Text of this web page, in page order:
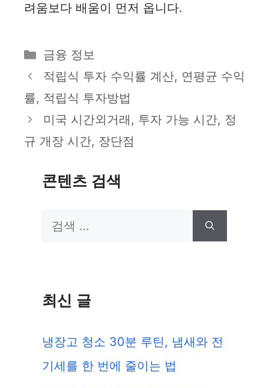
려움보다 배움이 먼저 옵니다.
카
테
리
금융 정보
적립식 투자 수익률 계산, 연평균 수익
률, 적립식 투자방법
미국 시간외거래, 투자 가능 시간, 정
규 개장 시간, 장단점
콘텐츠 검색
검
최신 글
냉장고 청소 30분 루틴, 냄새와 전
기세를 한 번에 줄이는 법